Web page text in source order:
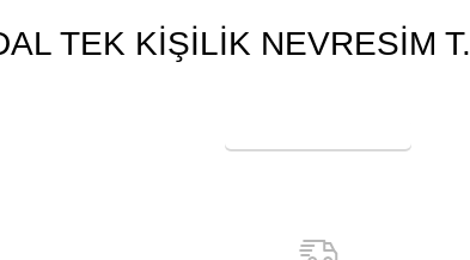
TEK KİŞİLİK NEVRESİM T.